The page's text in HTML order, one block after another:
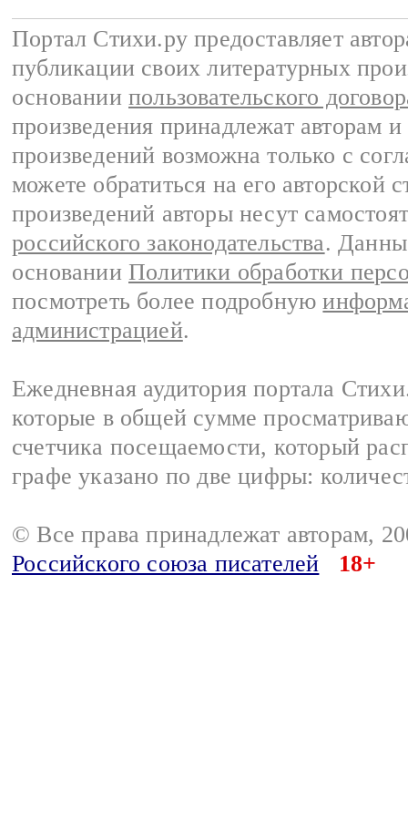
Портал Стихи.ру предоставляет
публикации своих литературных
основании пользовательского
произведения принадлежат авторам
произведений возможна только с
можете обратиться на его авторской
произведений авторы несут
российского законодательства.
основании Политики обработки
посмотреть более подробную
администрацией.
Ежедневная аудитория портала
которые в общей сумме
счетчика посещаемости, который
графе указано по две цифры:
© Все права принадлежат авторам,
Российского союза писателей
18+